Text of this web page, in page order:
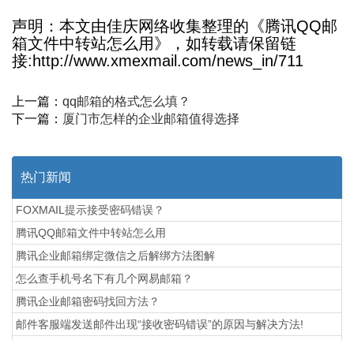
声明：本文由佳庆网络收集整理的《腾讯QQ邮
箱文件中转站怎么用》，如转载请保留链
接:http://www.xmexmail.com/news_in/711
上一篇： qq邮箱的格式怎么填？
下一篇： 厦门市怎样的企业邮箱值得选择
热门新闻
FOXMAIL提示接受密码错误？
腾讯QQ邮箱文件中转站怎么用
腾讯企业邮箱绑定微信之后解绑方法图解
怎么查手机号名下有几个网易邮箱？
腾讯企业邮箱密码找回方法？
邮件客服端发送邮件出现“接收密码错误”的原因与解决方法!